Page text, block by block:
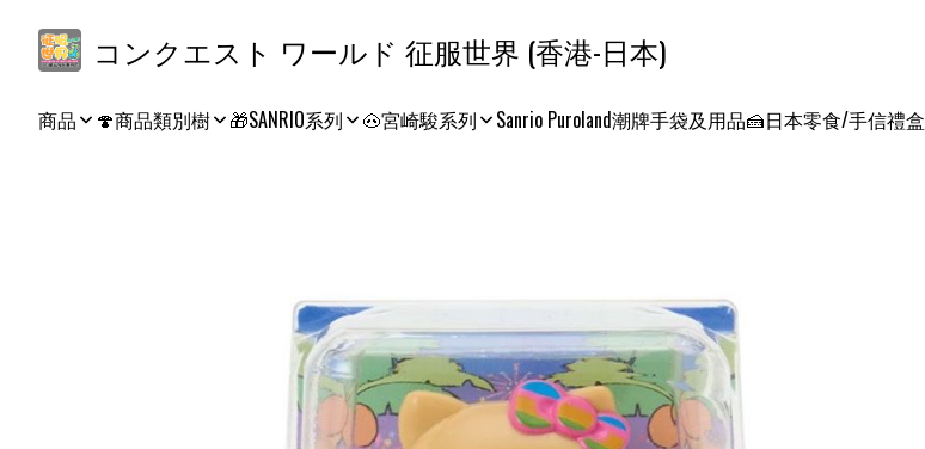
コンクエスト ワールド 征服世界 (香港-日本)
商品 🍄商品類別樹 🎁SANRIO系列 🐽宮崎駿系列 Sanrio Puroland潮牌手袋及用品🍰日本零食/手信禮盒